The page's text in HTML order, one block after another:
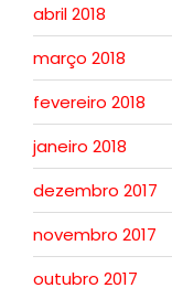
abril 2018
março 2018
fevereiro 2018
janeiro 2018
dezembro 2017
novembro 2017
outubro 2017